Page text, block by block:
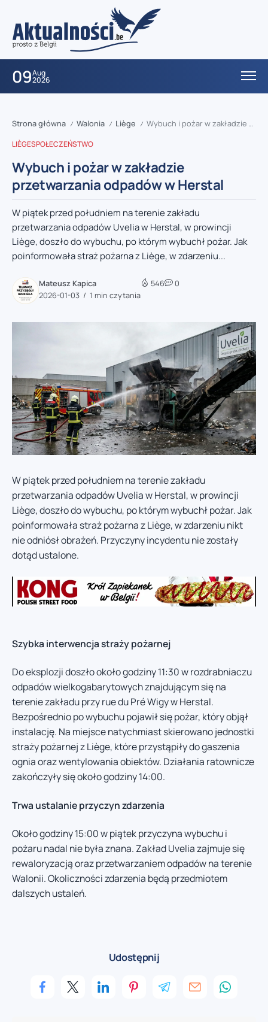
09Aug
2026
Strona główna / Walonia / Liège / Wybuch i pożar w zakładzie przetwarzania odpadów w Herstal
LIÈGESPOŁECZEŃSTWO
Wybuch i pożar w zakładzie
przetwarzania odpadów w Herstal
W piątek przed południem na terenie zakładu
przetwarzania odpadów Uvelia w Herstal, w prowincji
Liège, doszło do wybuchu, po którym wybuchł pożar. Jak
poinformowała straż pożarna z Liège, w zdarzeniu...
Mateusz Kapica
2026-01-03
1 min czytania
546 0
W piątek przed południem na terenie zakładu
przetwarzania odpadów Uvelia w Herstal, w prowincji
Liège, doszło do wybuchu, po którym wybuchł pożar. Jak
poinformowała straż pożarna z Liège, w zdarzeniu nikt
nie odniósł obrażeń. Przyczyny incydentu nie zostały
dotąd ustalone.
Szybka interwencja straży pożarnej
Do eksplozji doszło około godziny 11:30 w rozdrabniaczu
odpadów wielkogabarytowych znajdującym się na
terenie zakładu przy rue du Pré Wigy w Herstal.
Bezpośrednio po wybuchu pojawił się pożar, który objął
instalację. Na miejsce natychmiast skierowano jednostki
straży pożarnej z Liège, które przystąpiły do gaszenia
ognia oraz wentylowania obiektów. Działania ratownicze
zakończyły się około godziny 14:00.
Trwa ustalanie przyczyn zdarzenia
Około godziny 15:00 w piątek przyczyna wybuchu i
pożaru nadal nie była znana. Zakład Uvelia zajmuje się
rewaloryzacją oraz przetwarzaniem odpadów na terenie
Walonii. Okoliczności zdarzenia będą przedmiotem
dalszych ustaleń.
Udostępnij